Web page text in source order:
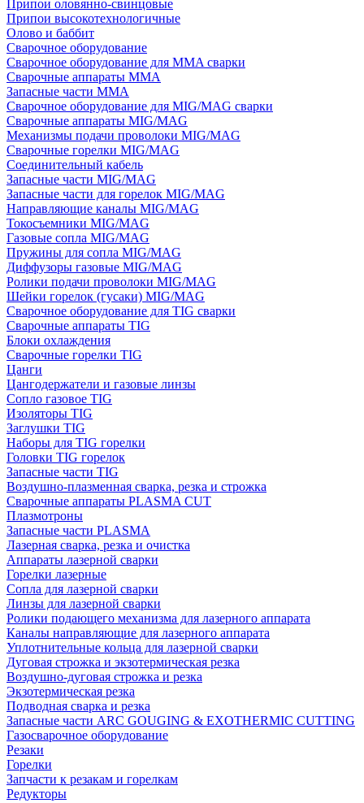
Припои оловянно-свинцовые
Припои высокотехнологичные
Олово и баббит
Сварочное оборудование
Сварочное оборудование для MMA сварки
Сварочные аппараты MMA
Запасные части MMA
Сварочное оборудование для MIG/MAG сварки
Сварочные аппараты MIG/MAG
Механизмы подачи проволоки MIG/MAG
Сварочные горелки MIG/MAG
Соединительный кабель
Запасные части MIG/MAG
Запасные части для горелок MIG/MAG
Направляющие каналы MIG/MAG
Токосъемники MIG/MAG
Газовые сопла MIG/MAG
Пружины для сопла MIG/MAG
Диффузоры газовые MIG/MAG
Ролики подачи проволоки MIG/MAG
Шейки горелок (гусаки) MIG/MAG
Сварочное оборудование для TIG сварки
Сварочные аппараты TIG
Блоки охлаждения
Сварочные горелки TIG
Цанги
Цангодержатели и газовые линзы
Сопло газовое TIG
Изоляторы TIG
Заглушки TIG
Наборы для TIG горелки
Головки TIG горелок
Запасные части TIG
Воздушно-плазменная сварка, резка и строжка
Сварочные аппараты PLASMA CUT
Плазмотроны
Запасные части PLASMA
Лазерная сварка, резка и очистка
Аппараты лазерной сварки
Горелки лазерные
Сопла для лазерной сварки
Линзы для лазерной сварки
Ролики подающего механизма для лазерного аппарата
Каналы направляющие для лазерного аппарата
Уплотнительные кольца для лазерной сварки
Дуговая строжка и экзотермическая резка
Воздушно-дуговая строжка и резка
Экзотермическая резка
Подводная сварка и резка
Запасные части ARC GOUGING & EXOTHERMIC CUTTING
Газосварочное оборудование
Резаки
Горелки
Запчасти к резакам и горелкам
Редукторы